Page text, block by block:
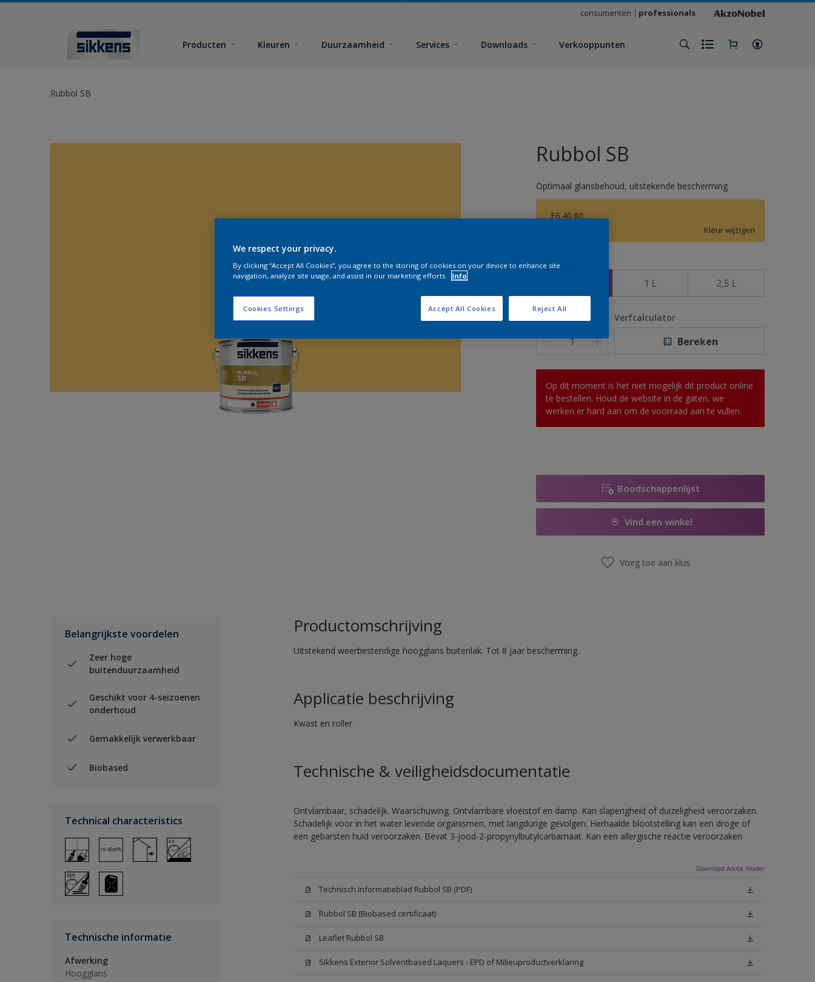
consumenten professionals
Producten Kleuren Duurzaamheid Services Downloads Verkooppunten
Rubbol SB
Rubbol SB
Optimaal glansbehoud, uitstekende bescherming
F6.40.80
Kleur wijzigen
Grootte
1 L 2,5 L
Verfcalculator
Bereken
Op dit moment is het niet mogelijk dit product online
te bestellen. Houd de website in de gaten, we
werken er hard aan om de voorraad aan te vullen.
Boodschappenlijst
Vind een winkel
Voeg toe aan klus
Belangrijkste voordelen
Zeer hoge
buitenduurzaamheid
Geschikt voor 4-seizoenen
onderhoud
Gemakkelijk verwerkbaar
Biobased
Technical characteristics
Technische informatie
Afwerking
Hoogglans
Productomschrijving
Uitstekend weerbestendige hoogglans buitenlak. Tot 8 jaar bescherming.
Applicatie beschrijving
Kwast en roller
Technische & veiligheidsdocumentatie
Ontvlambaar, schadelijk. Waarschuwing. Ontvlambare vloeistof en damp. Kan slaperigheid of duizeligheid veroorzaken.
Schadelijk voor in het water levende organismen, met langdurige gevolgen. Herhaalde blootstelling kan een droge of
een gebarsten huid veroorzaken. Bevat 3-jood-2-propynylbutylcarbamaat. Kan een allergische reactie veroorzaken
Download Adobe Reader
Technisch Informatieblad Rubbol SB (PDF)
Rubbol SB (Biobased certificaat)
Leaflet Rubbol SB
Sikkens Exterior Solventbased Laquers - EPD of Milieuproductverklaring
We respect your privacy.
By clicking “Accept All Cookies”, you agree to the storing of cookies on your device to enhance site
navigation, analyze site usage, and assist in our marketing efforts.
Info
Cookies Settings Reject All
Accept All Cookies